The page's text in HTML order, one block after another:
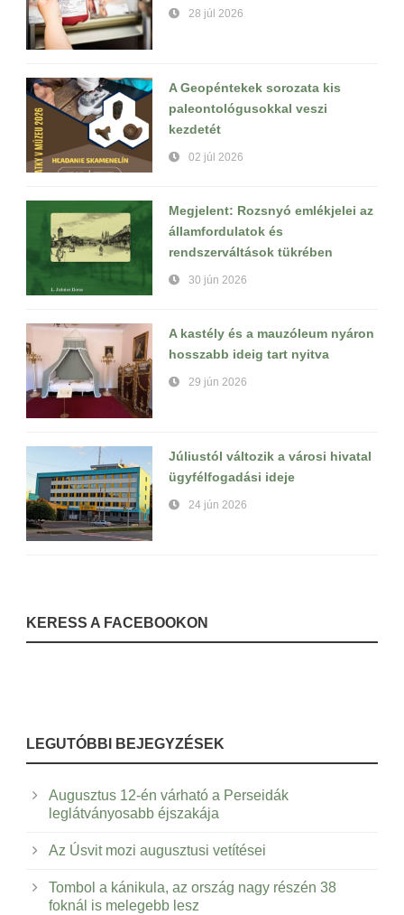
28 júl 2026
A Geopéntekek sorozata kis
paleontológusokkal veszi
kezdetét
02 júl 2026
Megjelent: Rozsnyó emlékjelei az
államfordulatok és
rendszerváltások tükrében
30 jún 2026
A kastély és a mauzóleum nyáron
hosszabb ideig tart nyitva
29 jún 2026
Júliustól változik a városi hivatal
ügyfélfogadási ideje
24 jún 2026
KERESS A FACEBOOKON
LEGUTÓBBI BEJEGYZÉSEK
Augusztus 12-én várható a Perseidák
leglátványosabb éjszakája
Az Úsvit mozi augusztusi vetítései
Tombol a kánikula, az ország nagy részén 38
foknál is melegebb lesz